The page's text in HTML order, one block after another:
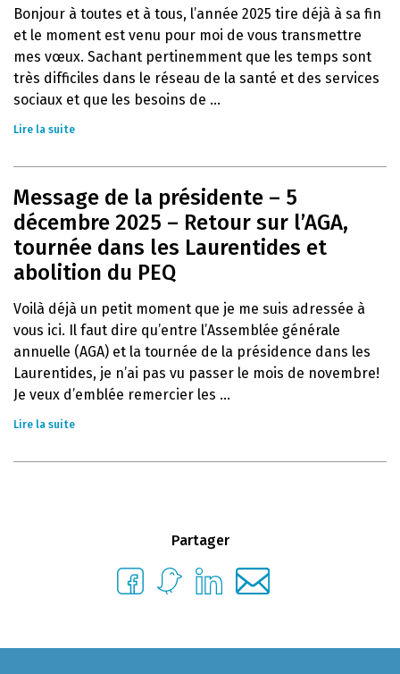
Bonjour à toutes et à tous, l’année 2025 tire déjà à sa fin
et le moment est venu pour moi de vous transmettre
mes vœux. Sachant pertinemment que les temps sont
très difficiles dans le réseau de la santé et des services
sociaux et que les besoins de ...
Lire la suite
Message de la présidente – 5
décembre 2025 – Retour sur l’AGA,
tournée dans les Laurentides et
abolition du PEQ
Voilà déjà un petit moment que je me suis adressée à
vous ici. Il faut dire qu’entre l’Assemblée générale
annuelle (AGA) et la tournée de la présidence dans les
Laurentides, je n’ai pas vu passer le mois de novembre!
Je veux d’emblée remercier les ...
Lire la suite
Partager